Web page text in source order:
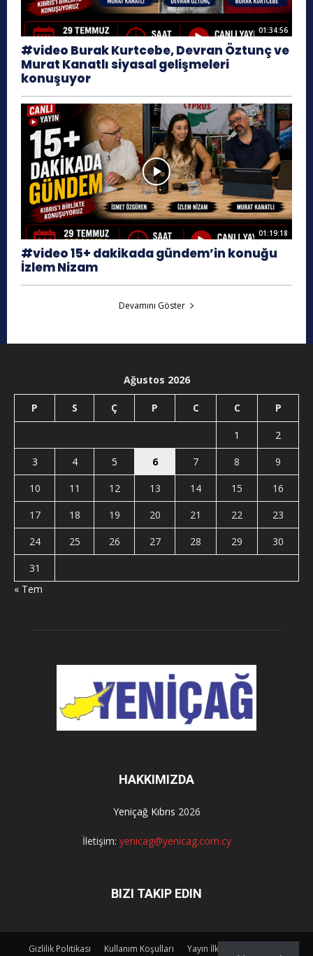
01:34:56
#video Burak Kurtcebe, Devran Öztunç ve
Murat Kanatlı siyasal gelişmeleri
konuşuyor
01:19:18
#video 15+ dakikada gündem’in konuğu
İzlem Nizam
Devamını Göster
Ağustos 2026
P S Ç P C C P
1
2
3
4 5 6 7 8
9
10
11 12 13 14 15
16
17
18 19 20 21 22
23
24
25 26 27 28 29
30
31
« Tem
HAKKIMIZDA
Yeniçağ Kıbrıs 2026
İletişim: yenicag@yenicag.com.cy
BIZI TAKIP EDIN
Gizlilik Politikası Kullanım Koşulları Yayın İlkeleri